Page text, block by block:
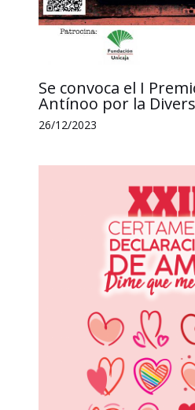
Se convoca el I
Antínoo por la
26/12/2023